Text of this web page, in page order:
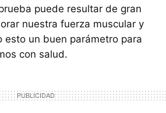
puede resultar de gran
nuestra fuerza muscular y
esto un buen parámetro para
con salud.